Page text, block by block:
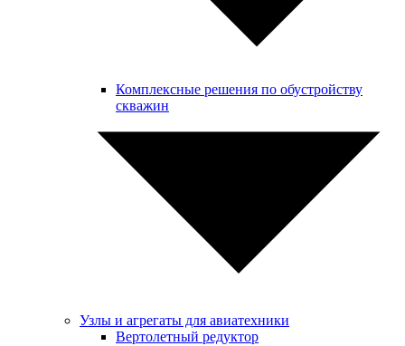
Комплексные решения по обустройству
скважин
Узлы и агрегаты для авиатехники
Вертолетный редуктор